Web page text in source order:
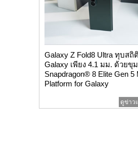
Galaxy Z Fold8 Ultra ทุบสถิ
Galaxy เพียง 4.1 มม. ด้วยขุ
Snapdragon® 8 Elite Gen 5
Platform for Galaxy
ดูข่าว